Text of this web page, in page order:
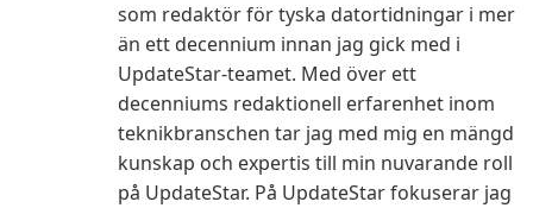
som redaktör för tyska datortidningar i mer
än ett decennium innan jag gick med i
UpdateStar-teamet. Med över ett
decenniums redaktionell erfarenhet inom
teknikbranschen tar jag med mig en mängd
kunskap och expertis till min nuvarande roll
på UpdateStar. På UpdateStar fokuserar jag